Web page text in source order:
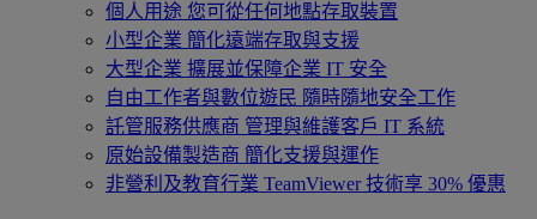
個人用途 您可從任何地點存取裝置
小型企業 簡化遠端存取與支援
大型企業 擴展並保障企業 IT 安全
自由工作者與數位遊民 隨時隨地安全工作
託管服務供應商 管理與維護客戶 IT 系統
原始設備製造商 簡化支援與運作
非營利及教育行業 TeamViewer 技術享 30% 優惠